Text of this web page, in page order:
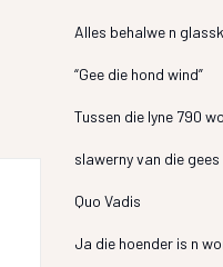
Alles behalwe n
“Gee die hond wind”
Tussen die lyne 790
slawerny van die gees
Quo Vadis
Ja die hoender is n